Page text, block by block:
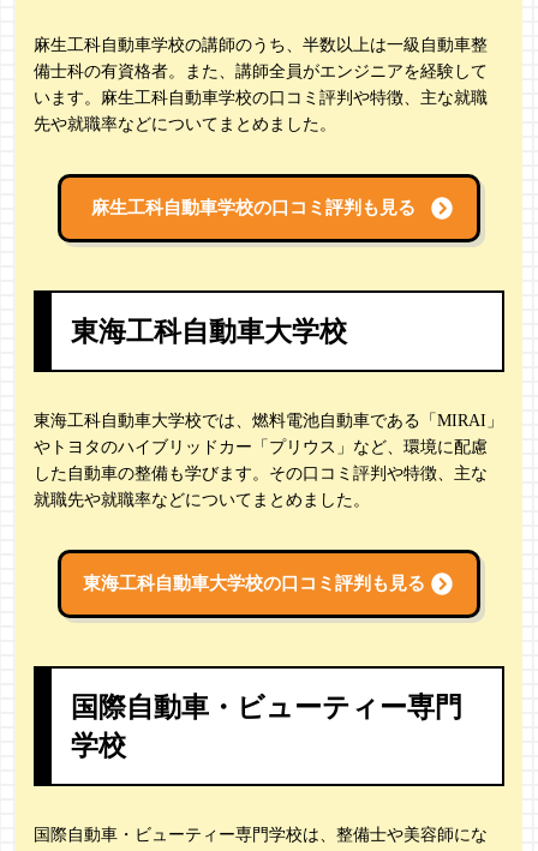
麻生工科自動車学校の講師のうち、半数以上は一級自動車整
備士科の有資格者。また、講師全員がエンジニアを経験して
います。麻生工科自動車学校の口コミ評判や特徴、主な就職
先や就職率などについてまとめました。
麻生工科自動車学校の口コミ評判も見る
東海工科自動車大学校
東海工科自動車大学校では、燃料電池自動車である「MIRAI」
やトヨタのハイブリッドカー「プリウス」など、環境に配慮
した自動車の整備も学びます。その口コミ評判や特徴、主な
就職先や就職率などについてまとめました。
東海工科自動車大学校の口コミ評判も見る
国際自動車・ビューティー専門
学校
国際自動車・ビューティー専門学校は、整備士や美容師にな